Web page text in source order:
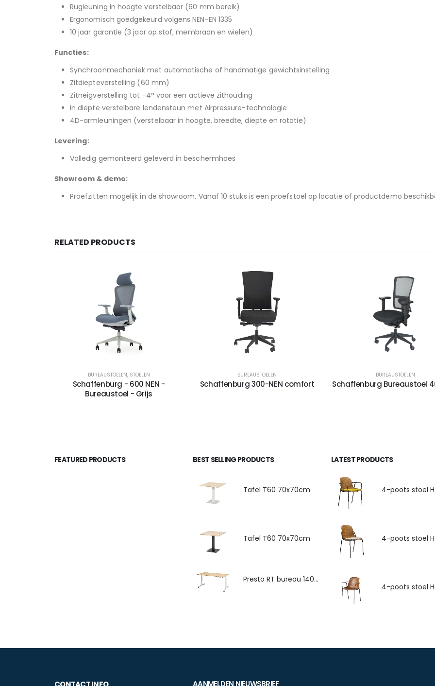
Rugleuning in hoogte verstelbaar (60 mm bereik)
Ergonomisch goedgekeurd volgens NEN-EN 1335
10 jaar garantie (3 jaar op stof, membraan en wielen)
Functies:
Synchroonmechaniek met automatische of handmatige gewichtsinstelling
Zitdiepteverstelling (60 mm)
Zitneigverstelling tot -4° voor een actieve zithouding
In diepte verstelbare lendensteun met Airpressure-technologie
4D-armleuningen (verstelbaar in hoogte, breedte, diepte en rotatie)
Levering:
Volledig gemonteerd geleverd in beschermhoes
Showroom & demo:
Proefzitten mogelijk in de showroom. Vanaf 10 stuks is een proefstoel op locatie of productdemo
RELATED PRODUCTS
BUREAUSTOELEN, STOELEN
Schaffenburg - 600 NEN -
Bureaustoel - Grijs
BUREAUSTOELEN
Schaffenburg 300-NEN comfort
BUREAUSTOELEN
Schaffenburg Bureaustoel
FEATURED PRODUCTS BEST SELLING PRODUCTS
Tafel T60 70x70cm
Tafel T60 70x70cm
Presto RT bureau 140x80cm
LATEST PRODUCTS
AANMELDEN NIEUWSBRIEF